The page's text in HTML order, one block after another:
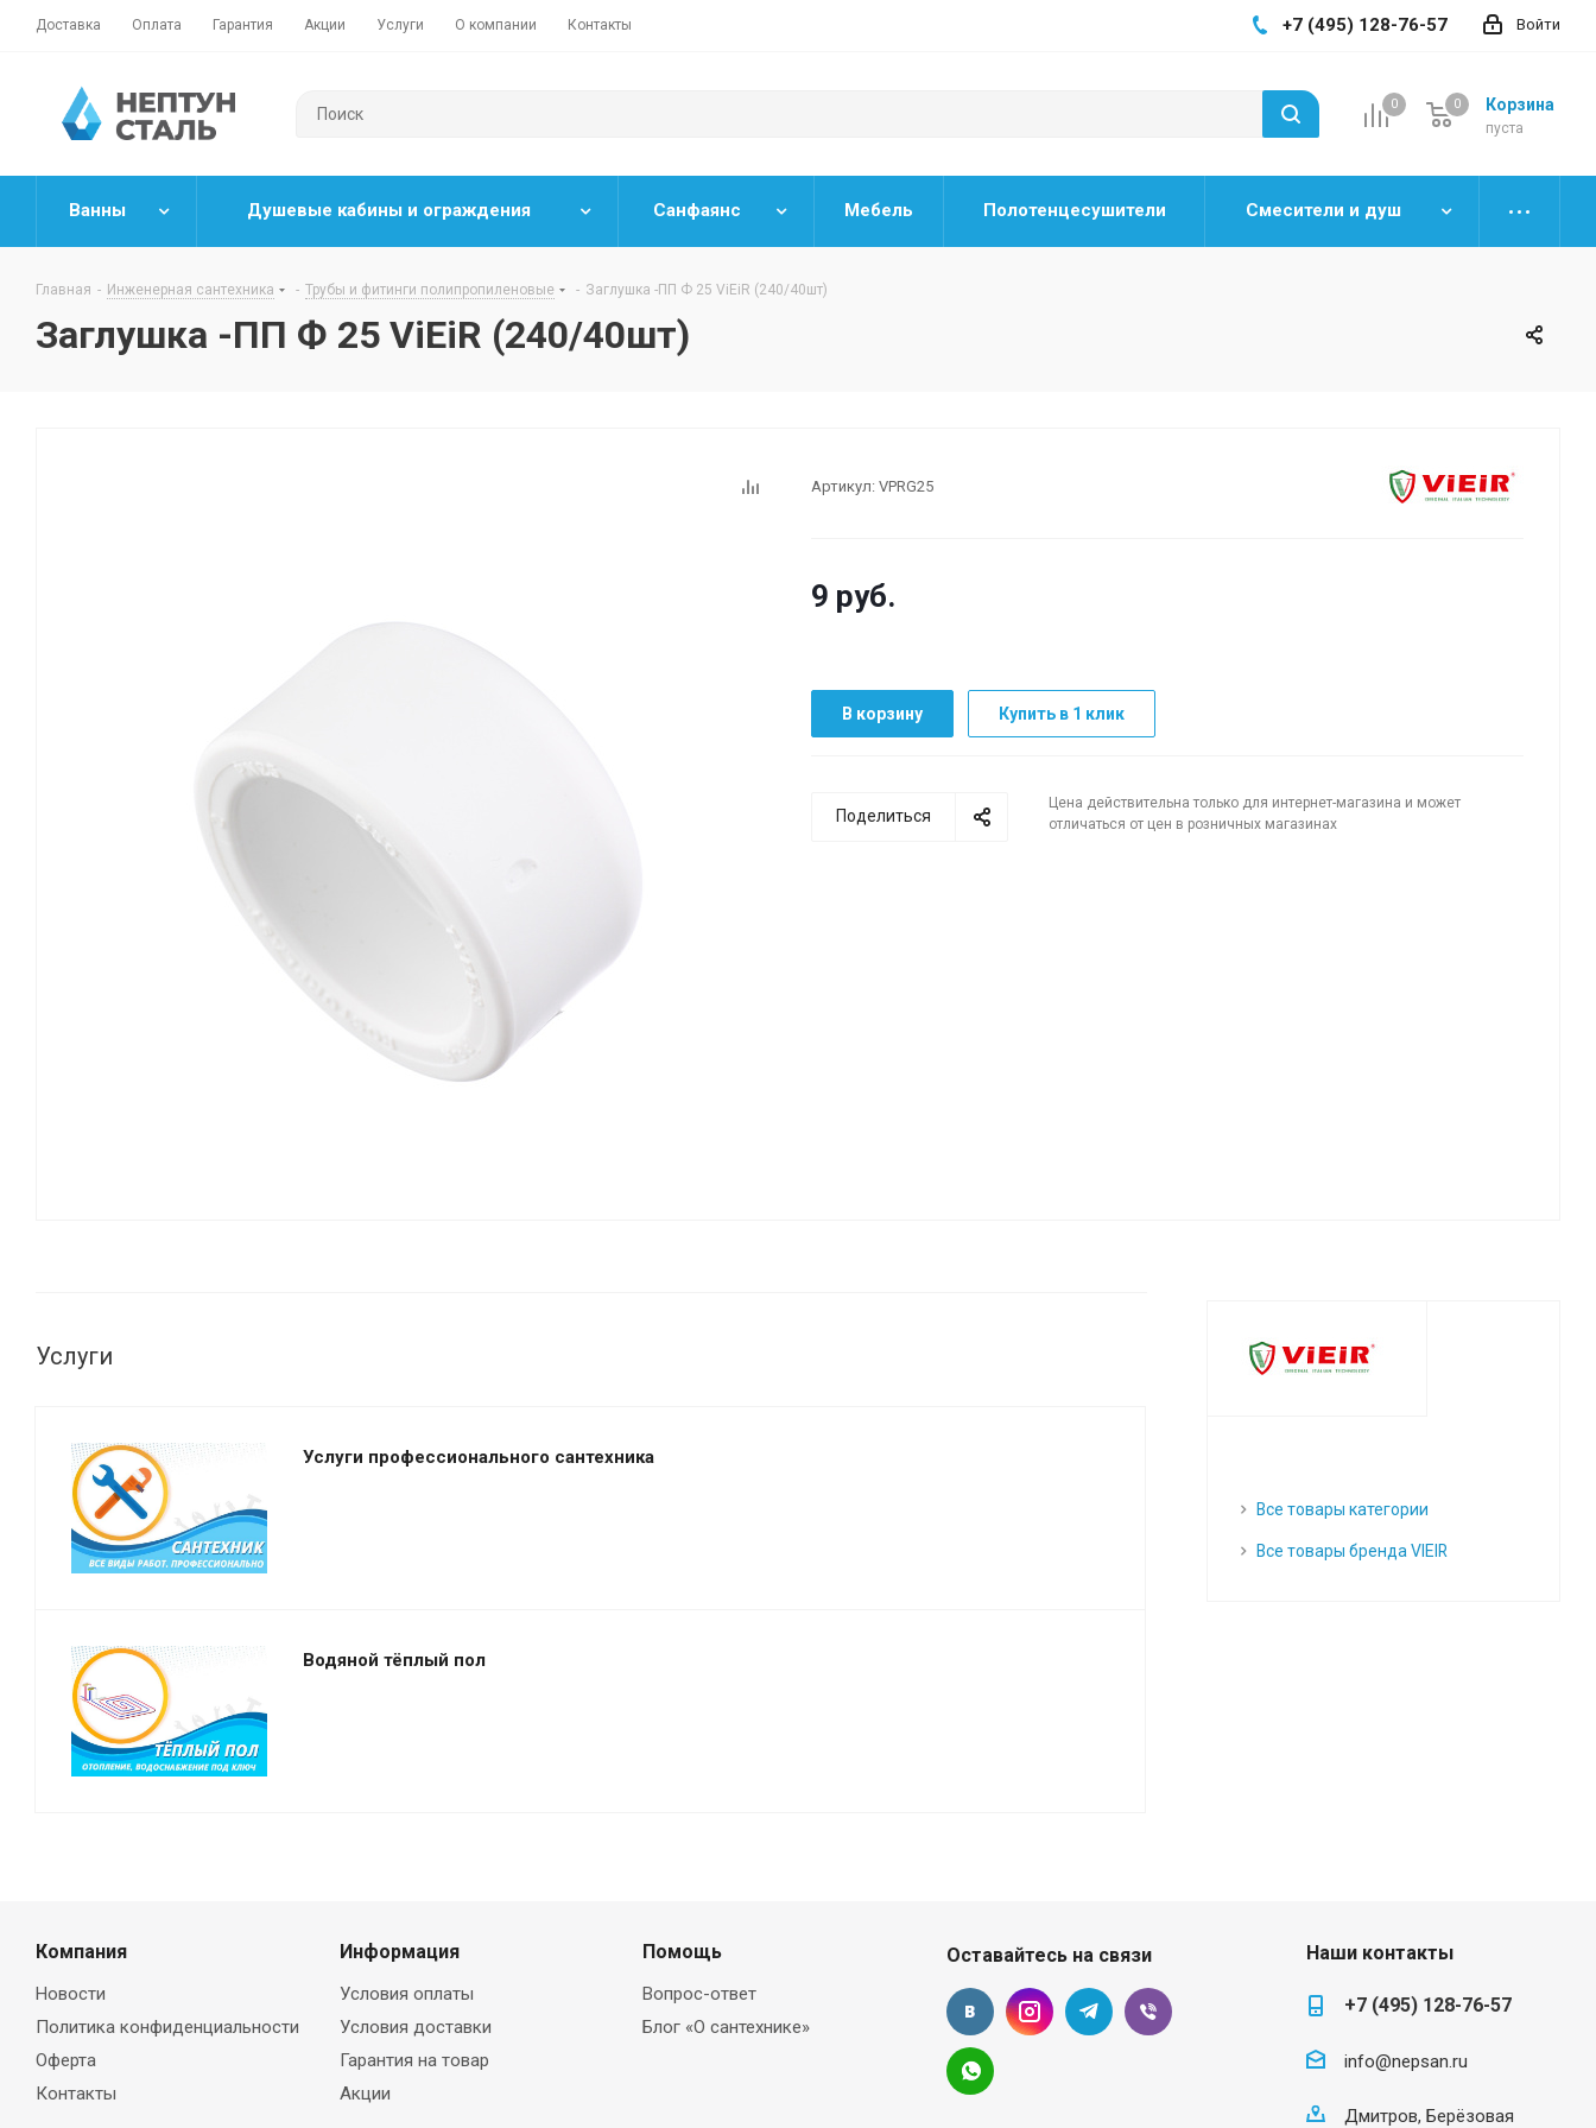
Доставка Оплата Гарантия Акции Услуги О компании Контакты Войти
+7 (495) 128-76-57
0 Корзина
0
пуста
0
Ванны Душевые кабины и ограждения Санфаянс Мебель Полотенцесушители Смесители и душ
Главная - Инженерная сантехника - Трубы и фитинги полипропиленовые - Заглушка -ПП Ф 25 ViEiR (240/40шт)
Заглушка -ПП Ф 25 ViEiR (240/40шт)
Артикул: VPRG25
9 руб.
В корзину Купить в 1 клик
Поделиться
Цена действительна только для интернет-магазина и может
отличаться от цен в розничных магазинах
Услуги
Услуги профессионального сантехника
Водяной тёплый пол
Все товары категории
Все товары бренда VIEIR
Компания
Новости
Политика конфиденциальности
Оферта
Контакты
Информация
Условия оплаты
Условия доставки
Гарантия на товар
Акции
Помощь
Вопрос-ответ
Блог «О сантехнике»
Оставайтесь на связи Наши контакты
+7 (495) 128-76-57
info@nepsan.ru
Дмитров, Берёзовая